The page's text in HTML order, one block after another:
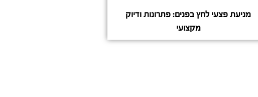
מניעת פצעי לחץ בפנים: פתרונות ודיוק
מקצועי